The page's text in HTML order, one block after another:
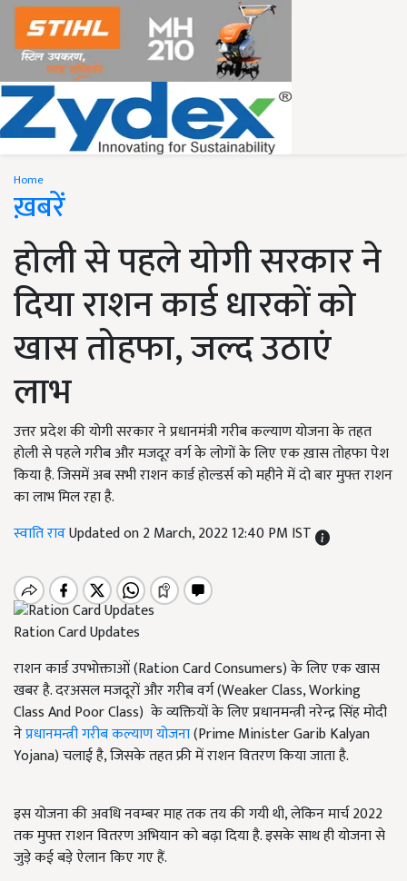
Home
ख़बरें
होली से पहले योगी सरकार ने
दिया राशन कार्ड धारकों को
खास तोहफा, जल्द उठाएं
लाभ
उत्तर प्रदेश की योगी सरकार ने प्रधानमंत्री गरीब कल्याण योजना के तहत
होली से पहले गरीब और मजदूर वर्ग के लोगों के लिए एक ख़ास तोहफा पेश
किया है. जिसमें अब सभी राशन कार्ड होल्डर्स को महीने में दो बार मुफ्त राशन
का लाभ मिल रहा है.
स्वाति रावUpdated on 2 March, 2022 12:40 PM IST
Ration Card Updates
राशन कार्ड उपभोक्ताओं (Ration Card Consumers) के लिए एक खास
खबर है. दरअसल मजदूरों और गरीब वर्ग (Weaker Class, Working
Class And Poor Class) के व्यक्तियों के लिए प्रधानमन्त्री नरेन्द्र सिंह मोदी
नेप्रधानमन्त्री गरीब कल्याण योजना(Prime Minister Garib Kalyan
Yojana) चलाई है, जिसके तहत फ्री में राशन वितरण किया जाता है.
इस योजना की अवधि नवम्बर माह तक तय की गयी थी, लेकिन मार्च 2022
तक मुफ्त राशन वितरण अभियान को बढ़ा दिया है. इसके साथ ही योजना से
जुड़े कई बड़े ऐलान किए गए हैं.